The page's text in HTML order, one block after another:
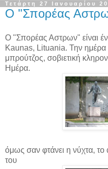
Τετάρτη 27 Ιανουαρίου
Ο "Σπορέας
Ο "Σπορέας Αστρων" είναι
Kaunas, Lituania. Την ημέρα
μπρούτζος, σοβιετική
Ημέρα.
όμως σαν φτάνει η νύχτα, το
του